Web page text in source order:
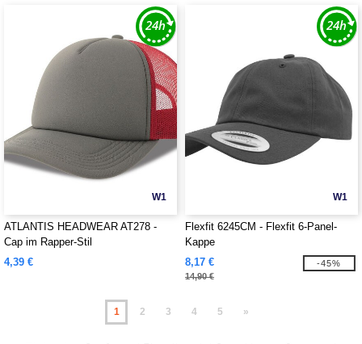
W1
ATLANTIS HEADWEAR AT278 -
Cap im Rapper-Stil
4,39 €
W1
Flexfit 6245CM - Flexfit 6-Panel-
Kappe
8,17 €
14,90 €
-45%
1 2 3 4 5 »